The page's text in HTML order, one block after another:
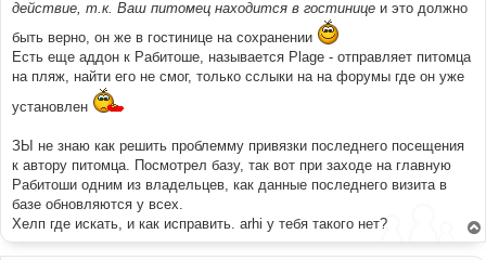
действие, т.к. Ваш питомец находится в гостинице и это должно
быть верно, он же в гостинице на сохранении
Есть еще аддон к Рабитоше, называется Plage - отправляет питомца
на пляж, найти его не смог, только сслыки на на форумы где он уже
установлен
ЗЫ не знаю как решить проблемму привязки последнего посещения
к автору питомца. Посмотрел базу, так вот при заходе на главную
Рабитоши одним из владельцев, как данные последнего визита в
базе обновляются у всех.
Хелп где искать, и как исправить. arhi у тебя такого нет?